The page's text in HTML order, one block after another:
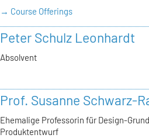
→ Course Offerings
Peter Schulz Leonhardt
Absolvent
Prof. Susanne Schwarz-
Ehemalige Professorin für Design-
Produktentwurf